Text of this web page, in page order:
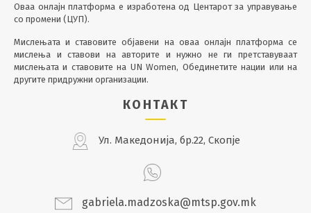
Оваа онлајн платформа е изработена од Центарот за управување
со промени (ЦУП).
Мислењата и ставовите објавени на оваа онлајн платформа се
мислења и ставови на авторите и нужно не ги претставуваат
мислењата и ставовите на UN Women, Обединетите нации или на
другите придружни организации.
КОНТАКТ
Ул. Македонија, бр.22, Скопје
gabriela.madzoska@mtsp.gov.mk